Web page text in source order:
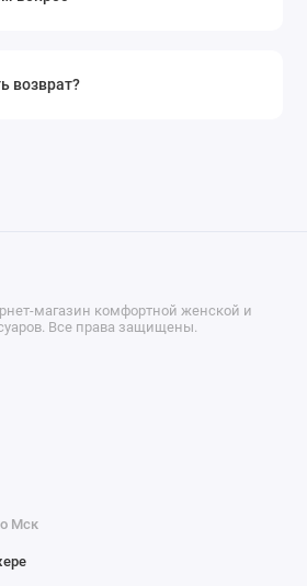
возврат?
магазин комфортной женской и
Все права защищены.
Мск